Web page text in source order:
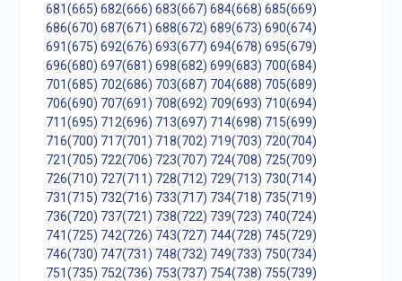
681(665) 682(666) 683(667) 684(668) 685(669)
686(670) 687(671) 688(672) 689(673) 690(674)
691(675) 692(676) 693(677) 694(678) 695(679)
696(680) 697(681) 698(682) 699(683) 700(684)
701(685) 702(686) 703(687) 704(688) 705(689)
706(690) 707(691) 708(692) 709(693) 710(694)
711(695) 712(696) 713(697) 714(698) 715(699)
716(700) 717(701) 718(702) 719(703) 720(704)
721(705) 722(706) 723(707) 724(708) 725(709)
726(710) 727(711) 728(712) 729(713) 730(714)
731(715) 732(716) 733(717) 734(718) 735(719)
736(720) 737(721) 738(722) 739(723) 740(724)
741(725) 742(726) 743(727) 744(728) 745(729)
746(730) 747(731) 748(732) 749(733) 750(734)
751(735) 752(736) 753(737) 754(738) 755(739)